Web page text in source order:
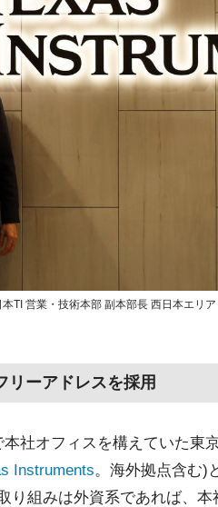
TI 営業・技術本部 副本部長 西日本エリ
リーアドレスを採用
社オフィスを構えていた東
Instruments。海外拠点含む)
り組みは外資系であれば、